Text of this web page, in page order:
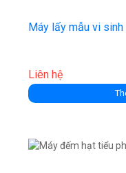
Máy lấy mẫu vi
Liên hệ